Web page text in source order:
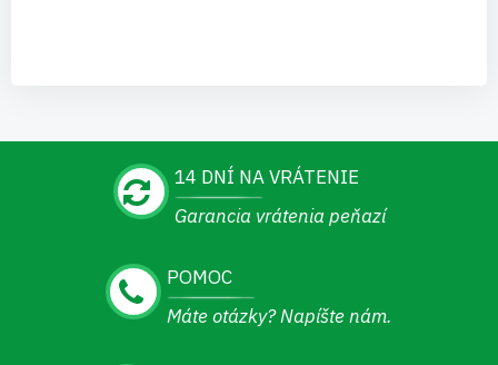
14 DNÍ NA VRÁTENIE
Garancia vrátenia peňazí
POMOC
Máte otázky? Napíšte nám.